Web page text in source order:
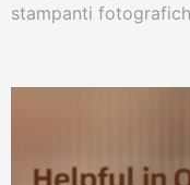
stampanti